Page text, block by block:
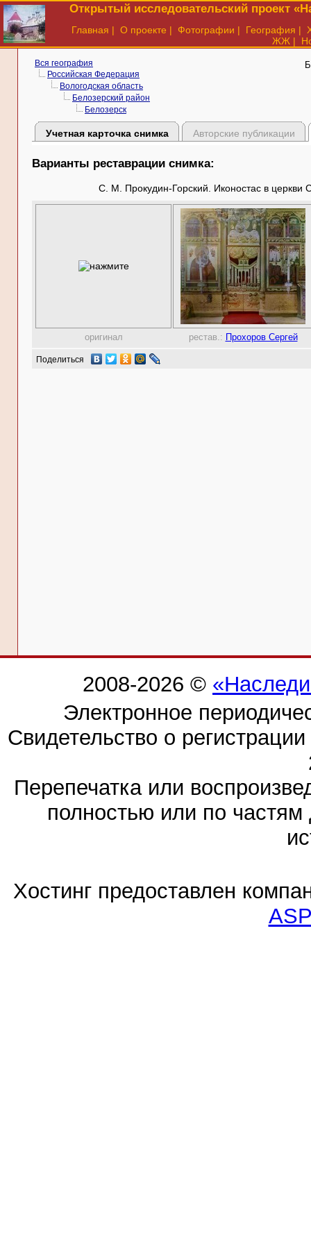
Открытый исследовательский проект
Главная | О проекте | Фотографии | География |
ЖЖ |
Вся география
Российская Федерация
Вологодская область
Белозерский район
Белозерск
Учетная карточка снимка Авторские публикации
Варианты реставрации снимка:
С. М. Прокудин-Горский. Иконостас в церкви
оригинал рестав.: Прохоров Сергей
Поделиться
2008-2026 ©
Электронное
Свидетельство о
Перепечатка или
полностью или по частям
Хостинг предоставлен